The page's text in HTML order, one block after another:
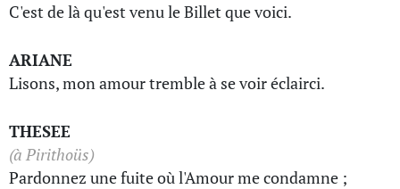
C'est de là qu'est venu le Billet que voici.
ARIANE
Lisons, mon amour tremble à se voir éclairci.
THESEE
(à Pirithoüs)
Pardonnez une fuite où l'Amour me condamne ;